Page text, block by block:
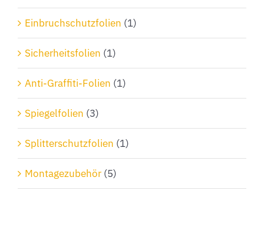
Einbruchschutzfolien (1)
Sicherheitsfolien (1)
Anti-Graffiti-Folien (1)
Spiegelfolien (3)
Splitterschutzfolien (1)
Montagezubehör (5)